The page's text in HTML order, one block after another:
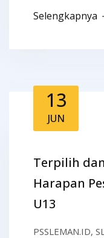
Selengkapnya
13
JUN
Terpilih
Harapan
U13
PSSLEMAN.ID,